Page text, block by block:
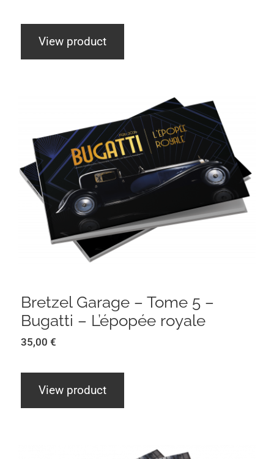
View product
Bretzel Garage – Tome 5 – Bugatti –
L’épopée royale
Bretzel Garage – Tome 5 –
Bugatti – L’épopée royale
35,00€
View product